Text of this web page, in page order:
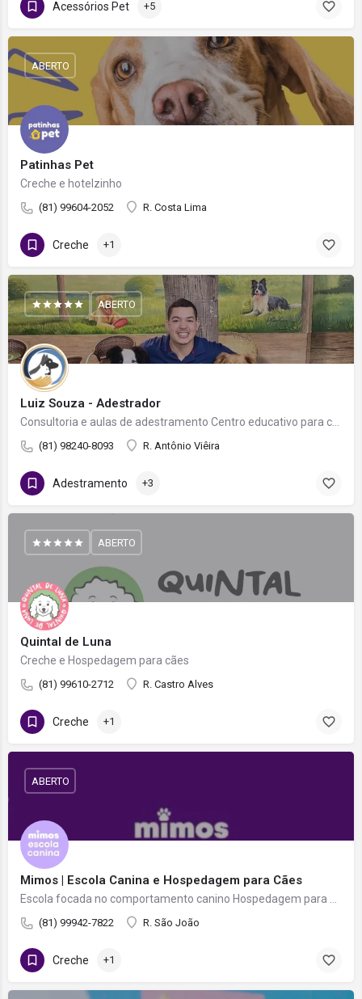
Acessórios Pet +5
Patinhas Pet
Creche e hotelzinho
(81) 99604-2052 R. Costa Lima
ABERTO
Creche +1
Luiz Souza - Adestrador
(81) 98240-8093 R. Antônio Viêira
ABERTO
Adestramento +3
Quintal de Luna
Creche e Hospedagem para cães
(81) 99610-2712 R. Castro Alves
ABERTO
Creche +1
Mimos | Escola Canina e Hospedagem para Cães
(81) 99942-7822 R. São João
ABERTO
Creche +1